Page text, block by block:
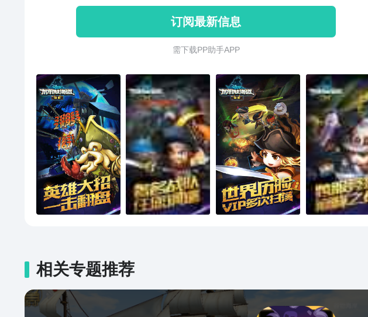
即送最强S级船长英雄——杰克·史派罗 登录第3天人人都是
VIP，来自大西洋的超值福利拿不停； 登录第7天还送偶像级
情美女，杰克羁绊英雄——安吉丽卡。 橙色套装超值贩售，
成长基金鼎力助航！ 上船了就不许跑，因为我们都是海盗，
订阅最新信息
需 下 载 P P 助 手 A P P
相关专题推荐